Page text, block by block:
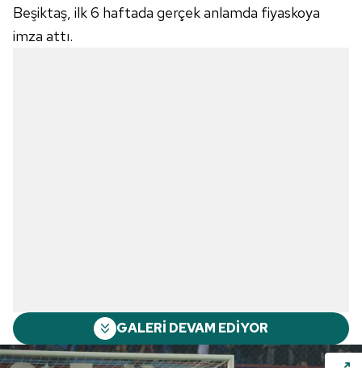
Beşiktaş, ilk 6 haftada gerçek anlamda fiyaskoya
imza attı.
GALERİ DEVAM EDİYOR